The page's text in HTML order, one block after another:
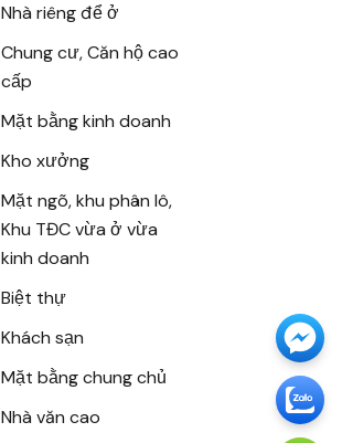
Nhà riêng để ở
Chung cư, Căn hộ cao
cấp
Mặt bằng kinh doanh
Kho xưởng
Mặt ngõ, khu phân lô,
Khu TĐC vừa ở vừa
kinh doanh
Biệt thự
Khách sạn
Mặt bằng chung chủ
Nhà văn cao